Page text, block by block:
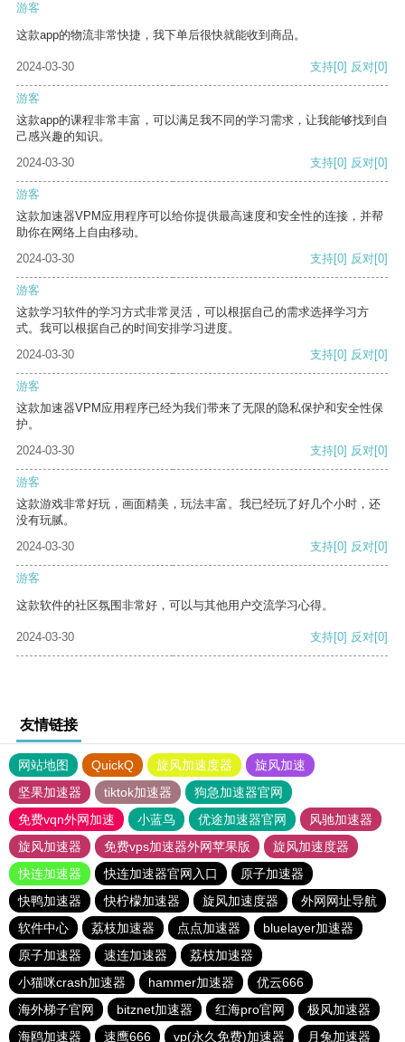
游客
这款app的物流非常快捷，我下单后很快就能收到商品。
2024-03-30 支持[0] 反对[0]
游客
这款app的课程非常丰富，可以满足我不同的学习需求，让我能够找到自
己感兴趣的知识。
2024-03-30
支持[0] 反对[0]
游客
这款加速器VPM应用程序可以给你提供最高速度和安全性的连接，并帮
助你在网络上自由移动。
2024-03-30
支持[0] 反对[0]
游客
这款学习软件的学习方式非常灵活，可以根据自己的需求选择学习方
式。我可以根据自己的时间安排学习进度。
2024-03-30
支持[0] 反对[0]
游客
这款加速器VPM应用程序已经为我们带来了无限的隐私保护和安全性保
护。
2024-03-30
支持[0] 反对[0]
游客
这款游戏非常好玩，画面精美，玩法丰富。我已经玩了好几个小时，还
没有玩腻。
2024-03-30
支持[0] 反对[0]
游客
这款软件的社区氛围非常好，可以与其他用户交流学习心得。
2024-03-30 支持[0] 反对[0]
友情链接
网站地图 QuickQ 旋风加速度器
旋风加速
坚果加速器
tiktok加速器
狗急加速器官网
免费vqn外网加速
小蓝鸟 优途加速器官网
风驰加速器
旋风加速器
免费vps加速器外网苹果版
旋风加速度器
快连加速器
快连加速器官网入口
原子加速器
快鸭加速器
快柠檬加速器 旋风加速度器
外网网址导航
软件中心
荔枝加速器 点点加速器
bluelayer加速器
原子加速器
速连加速器
荔枝加速器
小猫咪crash加速器
hammer加速器
优云666
海外梯子官网
bitznet加速器 红海pro官网
极风加速器
海鸥加速器
速鹰666 vp(永久免费)加速器 月兔加速器